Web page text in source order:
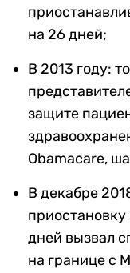
на 26 дней;
В 2013 году:
защите
Obamacare,
В декабре
дней вызвал
на границе с